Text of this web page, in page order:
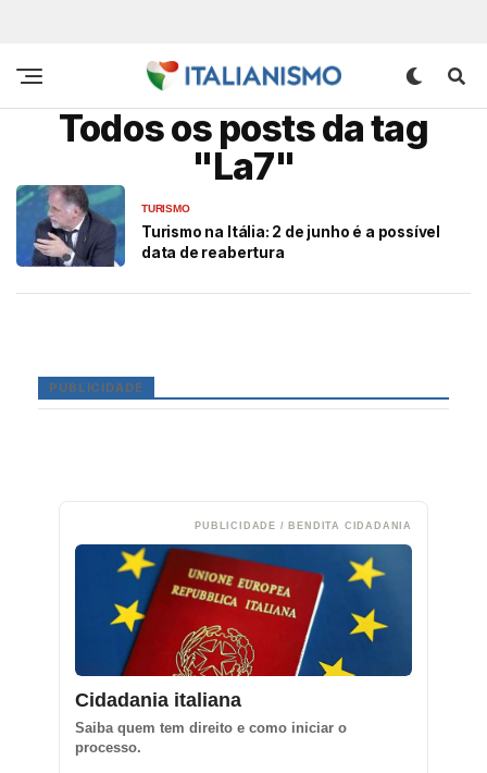
Todos os posts da tag
"La7"
TURISMO
Turismo na Itália: 2 de junho é a possível
data de reabertura
PUBLICIDADE
PUBLICIDADE / BENDITA CIDADANIA
Cidadania italiana
Saiba quem tem direito e como iniciar o
processo.